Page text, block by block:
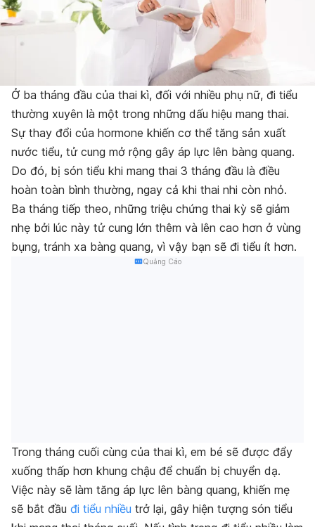
Ở ba tháng đầu của thai kì, đối với nhiều phụ nữ, đi tiểu
thường xuyên là một trong những dấu hiệu mang thai.
Sự thay đổi của hormone khiến cơ thể tăng sản xuất
nước tiểu, tử cung mở rộng gây áp lực lên bàng quang.
Do đó, bị són tiểu khi mang thai 3 tháng đầu là điều
hoàn toàn bình thường, ngay cả khi thai nhi còn nhỏ.
Ba tháng tiếp theo, những triệu chứng thai kỳ sẽ giảm
nhẹ bởi lúc này tử cung lớn thêm và lên cao hơn ở vùng
bụng, tránh xa bàng quang, vì vậy bạn sẽ đi tiểu ít hơn.
Quảng Cáo
Trong tháng cuối cùng của thai kì, em bé sẽ được đẩy
xuống thấp hơn khung chậu để chuẩn bị chuyển dạ.
Việc này sẽ làm tăng áp lực lên bàng quang, khiến mẹ
sẽ bắt đầu đi tiểu nhiều trở lại, gây hiện tượng són tiểu